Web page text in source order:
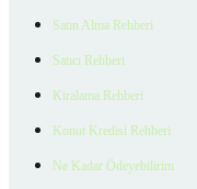
Satın Alma Rehberi
Satıcı Rehberi
Kiralama Rehberi
Konut Kredisi Rehberi
Ne Kadar Ödeyebilirim